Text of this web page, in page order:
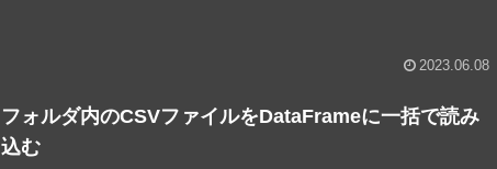
2023.06.08
フォルダ内のCSVファイルをDataFrameに一括で読み
込む